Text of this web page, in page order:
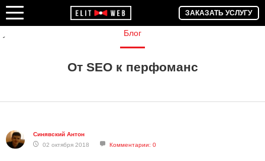
ЗАКАЗАТЬ УСЛУГУ
Блог
От SEO к перфоманс
Синявский Антон
02 октября 2018
Комментарии: 0